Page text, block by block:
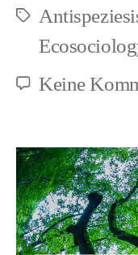
Schlagwörter
Keine